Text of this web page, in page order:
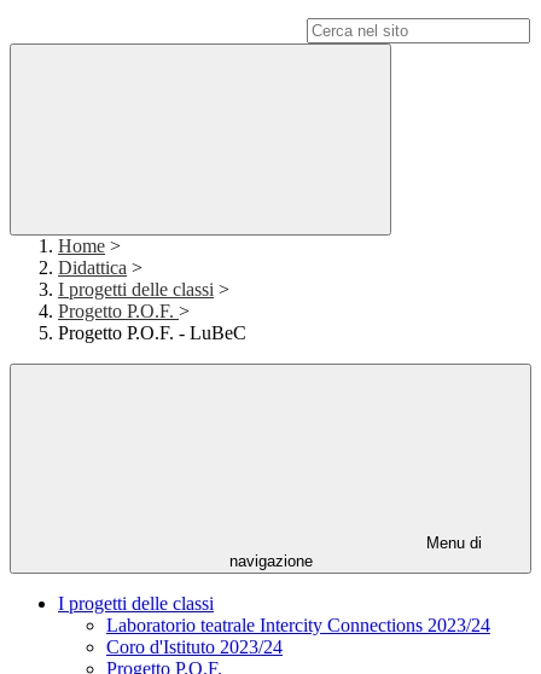
Home >
Didattica >
I progetti delle classi >
Progetto P.O.F. >
Progetto P.O.F. - LuBeC
Menu di
navigazione
I progetti delle classi
Laboratorio teatrale Intercity Connections 2023/24
Coro d'Istituto 2023/24
Progetto P.O.F.